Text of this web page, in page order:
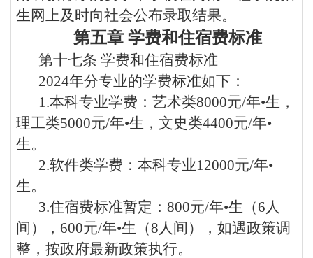
生网上及时向社会公布录取结果。
第五章 学费和住宿费标准
第十七条 学费和住宿费标准
2024年分专业的学费标准如下：
1.本科专业学费：艺术类8000元/年•生，
理工类5000元/年•生，文史类4400元/年•
生。
2.软件类学费：本科专业12000元/年•
生。
3.住宿费标准暂定： 800元/年•生（6人
间）， 600元/年•生（8人间），如遇政策调
整，按政府最新政策执行。